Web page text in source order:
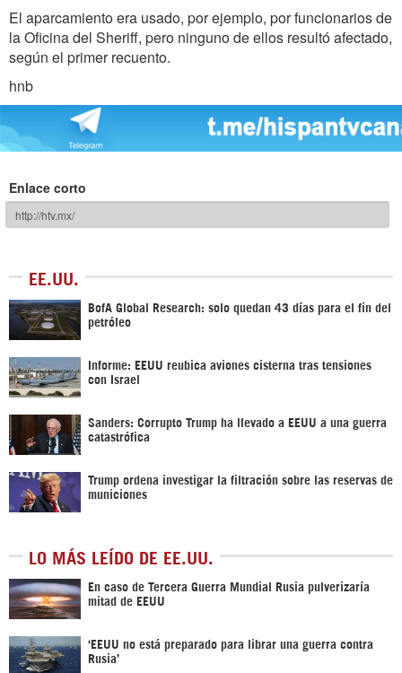
El aparcamiento era usado, por ejemplo, por funcionarios de
la Oficina del Sheriff, pero ninguno de ellos resultó afectado,
según el primer recuento.
hnb
Enlace corto
EE.UU.
BofA Global Research: solo quedan 43 días para el fin del
petróleo
Informe: EEUU reubica aviones cisterna tras tensiones
con Israel
Sanders: Corrupto Trump ha llevado a EEUU a una guerra
catastrófica
Trump ordena investigar la filtración sobre las reservas de
municiones
LO MÁS LEÍDO DE EE.UU.
En caso de Tercera Guerra Mundial Rusia pulverizaría
mitad de EEUU
‘EEUU no está preparado para librar una guerra contra
Rusia’